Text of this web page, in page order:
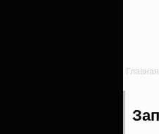
Главная